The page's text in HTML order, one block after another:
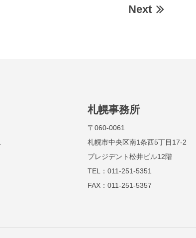
Next
札幌事務所
〒060-0061
札幌市中央区南1条西5丁目17-2
プレジデント松井ビル12階
TEL：011-251-5351
FAX：011-251-5357